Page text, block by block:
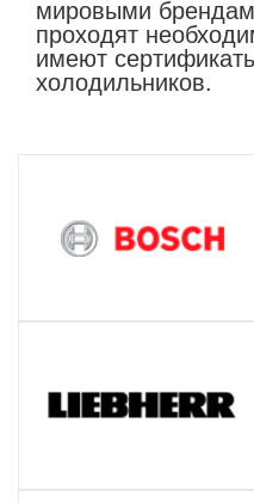
мировыми
проходят
имеют
холодильников.